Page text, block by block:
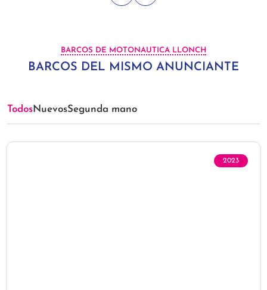
BARCOS DE MOTONAUTICA LLONCH
BARCOS DEL MISMO ANUNCIANTE
TodosNuevosSegunda mano
2023